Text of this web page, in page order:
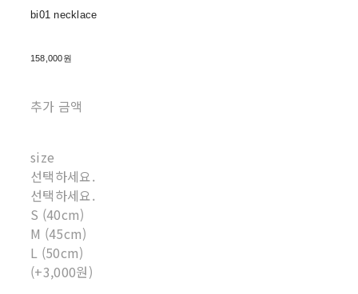
bi01 necklace
158,000원
추가 금액
size
선택하세요.
선택하세요.
S (40cm)
M (45cm)
L (50cm)
(+3,000원)